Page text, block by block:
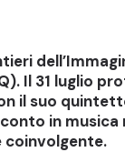
Il 31 luglio
il suo
in musica
coinvolgente.